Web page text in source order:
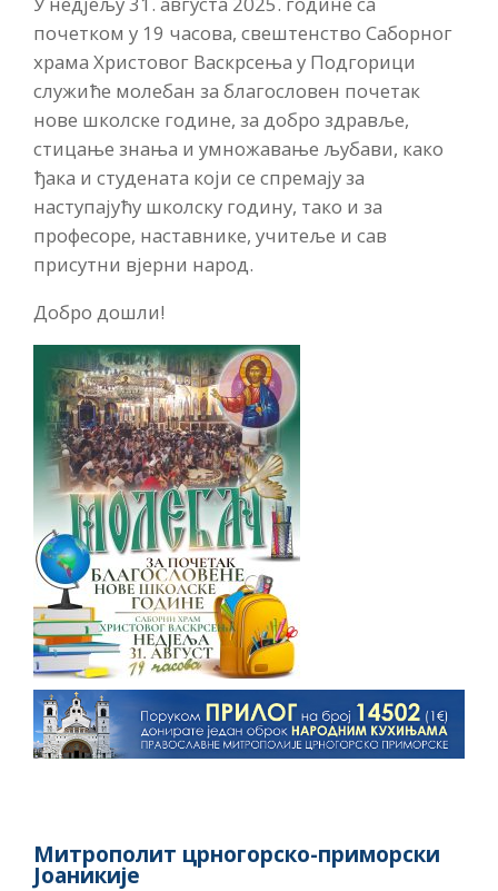
почетком у 19 часова, свештенство Саборног
храма Христовог Васкрсења у Подгорици
служиће молебан за благословен почетак
нове школске године, за добро здравље,
стицање знања и умножавање љубави, како
ђака и студената који се спремају за
наступајућу школску годину, тако и за
професоре, наставнике, учитеље и сав
присутни вјерни народ.
Добро дошли!
Митрополит црногорско-приморски
Јоаникије